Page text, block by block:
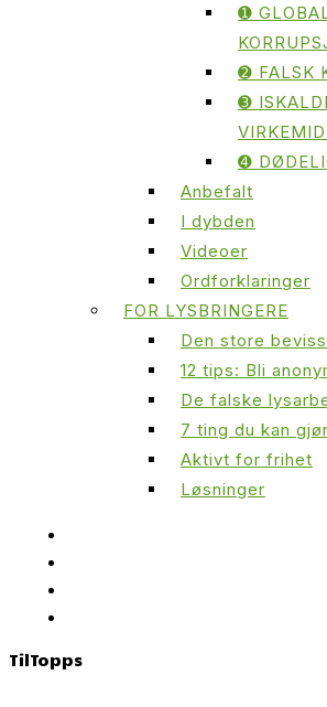
➊
➋ FALSK
➌
➍
Anbefalt
I dybden
Videoer
Ordforklaringer
FOR LYSBRINGERE
Den store
12 tips: Bli
De falske
7 ting du kan
Aktivt for frihet
Løsninger
TilTopps